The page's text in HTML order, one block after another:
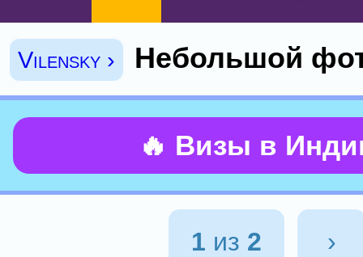
Vilensky › Небольшой
🔥 Визы в
1 из 2 ›